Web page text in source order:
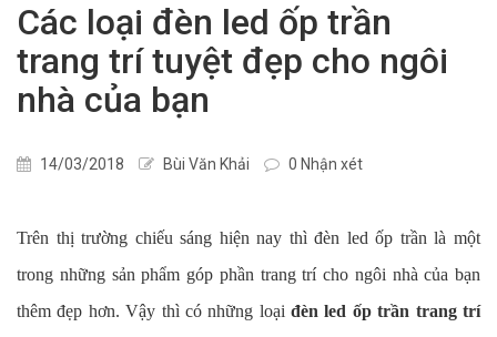
Các loại đèn led ốp trần
trang trí tuyệt đẹp cho ngôi
nhà của bạn
14/03/2018 Bùi Văn Khải 0 Nhận xét
Trên thị trường chiếu sáng hiện nay thì đèn led ốp trần là một
trong những sản phẩm góp phần trang trí cho ngôi nhà của bạn
thêm đẹp hơn. Vậy thì có những loạiđèn led ốp trần trang trí